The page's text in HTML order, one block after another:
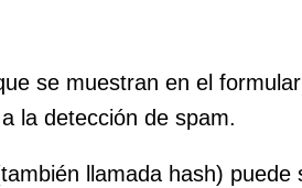
se muestran en el
la detección de spam.
llamada hash)